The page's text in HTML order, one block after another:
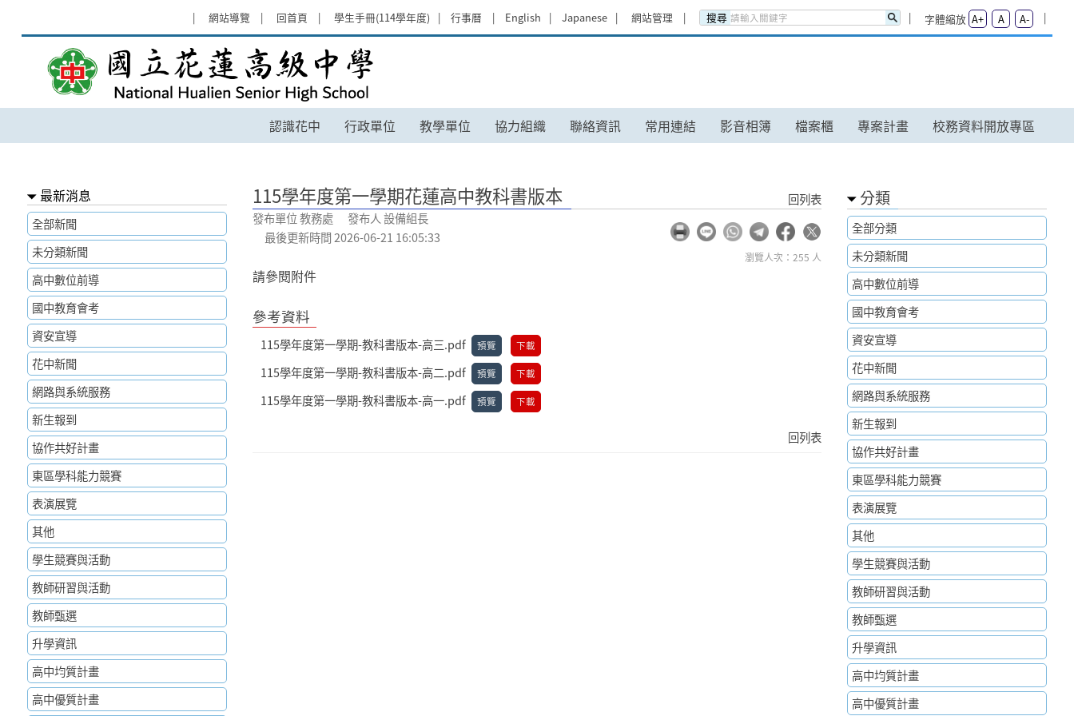
網站導覽
回首頁 學生手冊(114學年度) 行事曆 English Japanese 網站管理 搜尋 字體縮放 A+ A A-
115學年度第一學期花蓮高中教科書版本 - 國立花蓮高級中學
認識花中 行政單位 教學單位 協力組織 聯絡資訊 常用連結 影音相簿 檔案櫃 專案計畫
校務資料開放專區
:::
最新消息
全部新聞
未分類新聞
高中數位前導
國中教育會考
資安宣導
花中新聞
網路與系統服務
新生報到
協作共好計畫
東區學科能力競賽
表演展覽
其他
學生競賽與活動
教師研習與活動
教師甄選
升學資訊
高中均質計畫
高中優質計畫
115學年度第一學期花蓮高中教科書版本
發布單位 教務處 發布人 設備組長
最後更新時間 2026-06-21 16:05:33
回列表
瀏覽人次：255 人
請參閱附件
參考資料
115學年度第一學期-教科書版本-高三.pdf 預覽 下載
115學年度第一學期-教科書版本-高二.pdf 預覽 下載
115學年度第一學期-教科書版本-高一.pdf 預覽 下載
回列表
分類
全部分類
未分類新聞
高中數位前導
國中教育會考
資安宣導
花中新聞
網路與系統服務
新生報到
協作共好計畫
東區學科能力競賽
表演展覽
其他
學生競賽與活動
教師研習與活動
教師甄選
升學資訊
高中均質計畫
高中優質計畫